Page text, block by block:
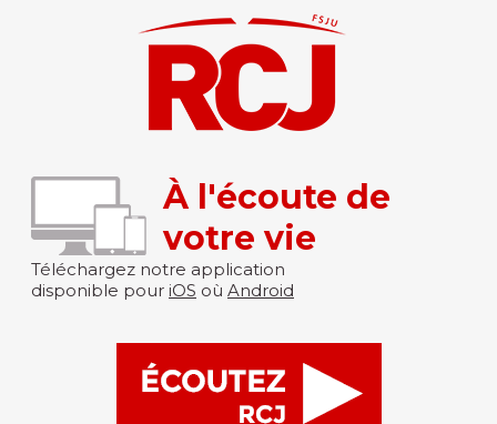
À l'écoute de
votre vie
Téléchargez notre application
disponible pour iOS où Android